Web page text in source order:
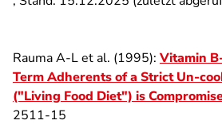
Rauma A-L et al. (1995): Vitamin
Term Adherents of a Strict Un-
("Living Food Diet") is
2511-15